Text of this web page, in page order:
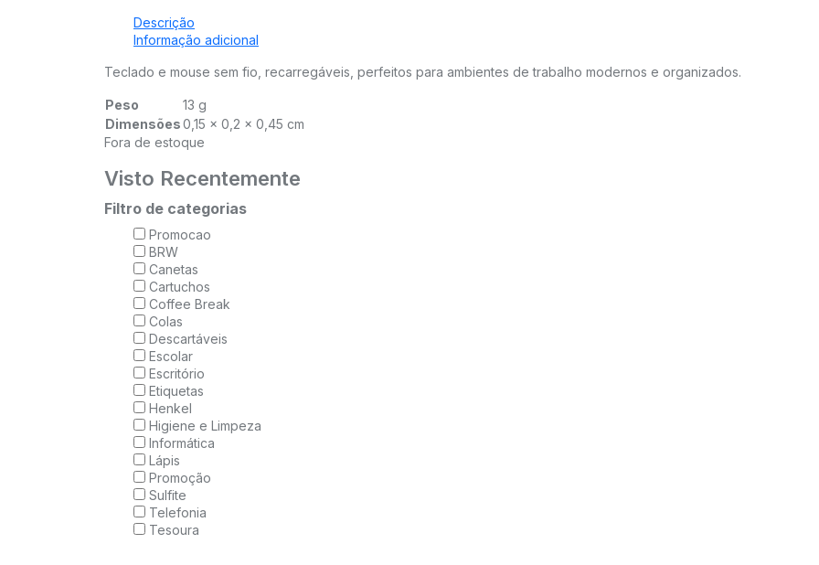
Descrição
Informação adicional
Teclado e mouse sem fio, recarregáveis, perfeitos para ambientes de trabalho modernos e organizados.
Peso
13 g
Dimensões0,15 × 0,2 × 0,45 cm
Fora de estoque
Visto Recentemente
Filtro de categorias
Promocao
BRW
Canetas
Cartuchos
Coffee Break
Colas
Descartáveis
Escolar
Escritório
Etiquetas
Henkel
Higiene e Limpeza
Informática
Lápis
Promoção
Sulfite
Telefonia
Tesoura